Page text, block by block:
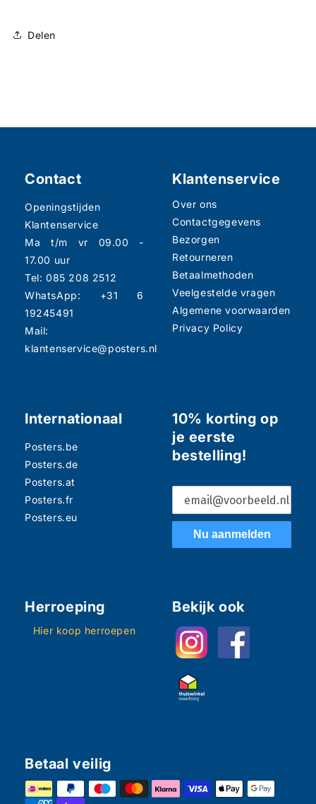
Delen
Contact
Openingstijden
Klantenservice
Ma t/m vr 09.00 -
17.00 uur
Tel: 085 208 2512
WhatsApp: +31 6
19245491
Mail:
klantenservice@posters.nl
Klantenservice
Over ons
Contactgegevens
Bezorgen
Retourneren
Betaalmethoden
Veelgestelde vragen
Algemene voorwaarden
Privacy Policy
Internationaal
Posters.be
Posters.de
Posters.at
Posters.fr
Posters.eu
10% korting op
je eerste
bestelling!
Nu aanmelden
Herroeping
Hier koop herroepen
Bekijk ook
Betaal veilig